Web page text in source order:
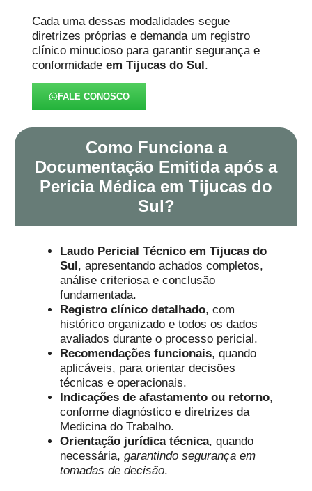
Cada uma dessas modalidades segue
diretrizes próprias e demanda um registro
clínico minucioso para garantir segurança e
conformidadeem Tijucas do Sul .
FALE CONOSCO
Como Funciona a
Documentação Emitida após a
Perícia Médica em Tijucas do
Sul?
Laudo Pericial Técnico em Tijucas do
Sul, apresentando achados completos,
análise criteriosa e conclusão
fundamentada.
Registro clínico detalhado, com
histórico organizado e todos os dados
avaliados durante o processo pericial.
Recomendações funcionais, quando
aplicáveis, para orientar decisões
técnicas e operacionais.
Indicações de afastamento ou retorno,
conforme diagnóstico e diretrizes da
Medicina do Trabalho.
Orientação jurídica técnica, quando
necessária,garantindo segurança em
tomadas de decisão.